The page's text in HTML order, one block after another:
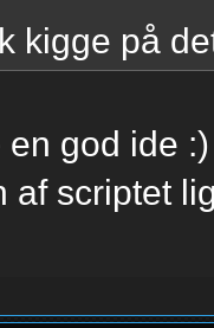
kigge på
god ide :)
af scriptet